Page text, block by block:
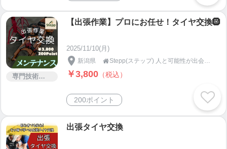
専門技術サービス
【出張作業】プロにお任せ！タイヤ交換🛞
2025/11/10(月)
新潟県 
￥3,800 （税込）
200ポイント
出張タイヤ交換